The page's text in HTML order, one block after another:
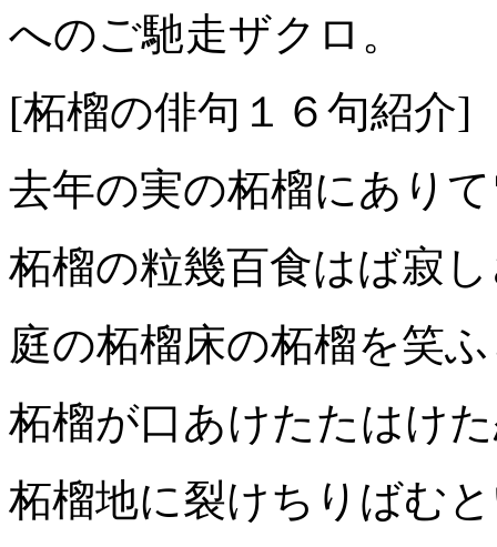
へのご馳走ザクロ。
[柘榴の俳句１６句紹介]
去年の実の柘榴にあり
柘榴の粒幾百食はば寂
庭の柘榴床の柘榴を笑
柘榴が口あけたたはけ
柘榴地に裂けちりばむ